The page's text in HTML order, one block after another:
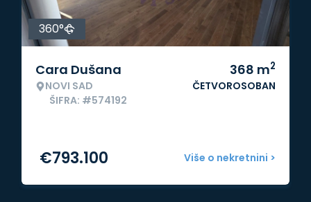
360°
Cara Dušana
NOVI SAD
ŠIFRA: #574192
368 m2
ČETVOROSOBAN
Više o nekretnini >
€793.100